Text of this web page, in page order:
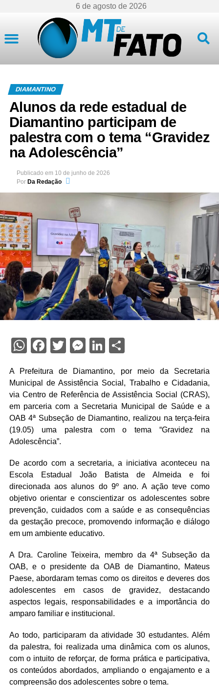
6 de agosto de 2026
DIAMANTINO
Alunos da rede estadual de
Diamantino participam de
palestra com o tema “Gravidez
na Adolescência”
Publicado em 10 de junho de 2026
Por Da Redação
WhatsApp
Facebook
TwitterMessenger
LinkedIn
A Prefeitura de Diamantino, por meio da Secretaria
Municipal de Assistência Social, Trabalho e Cidadania,
via Centro de Referência de Assistência Social (CRAS),
em parceria com a Secretaria Municipal de Saúde e a
OAB 4ª Subseção de Diamantino, realizou na terça-feira
(19.05) uma palestra com o tema “Gravidez na
Adolescência”.
De acordo com a secretaria, a iniciativa aconteceu na
Escola Estadual João Batista de Almeida e foi
direcionada aos alunos do 9º ano. A ação teve como
objetivo orientar e conscientizar os adolescentes sobre
prevenção, cuidados com a saúde e as consequências
da gestação precoce, promovendo informação e diálogo
em um ambiente educativo.
A Dra. Caroline Teixeira, membro da 4ª Subseção da
OAB, e o presidente da OAB de Diamantino, Mateus
Paese, abordaram temas como os direitos e deveres dos
adolescentes em casos de gravidez, destacando
aspectos legais, responsabilidades e a importância do
amparo familiar e institucional.
Ao todo, participaram da atividade 30 estudantes. Além
da palestra, foi realizada uma dinâmica com os alunos,
com o intuito de reforçar, de forma prática e participativa,
os conteúdos abordados, ampliando o engajamento e a
compreensão dos adolescentes sobre o tema.